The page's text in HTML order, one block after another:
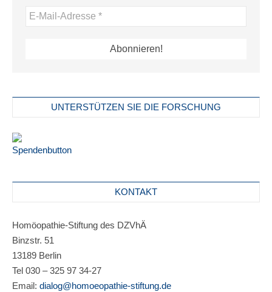
UNTERSTÜTZEN SIE DIE FORSCHUNG
KONTAKT
Homöopathie-Stiftung des DZVhÄ
Binzstr. 51
13189 Berlin
Tel 030 – 325 97 34-27
Email: dialog@homoeopathie-stiftung.de